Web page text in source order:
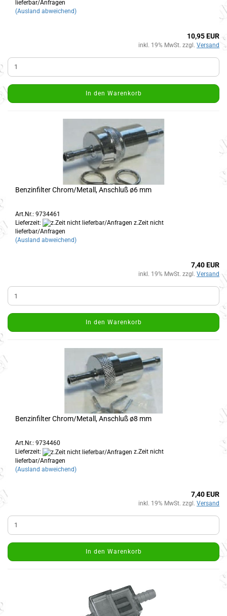
lieferbar/Anfragen
(Ausland abweichend)
10,95 EUR
inkl. 19% MwSt. zzgl. Versand
In den Warenkorb
Benzinfilter Chrom/Metall, Anschluß ø6 mm
Art.Nr.: 9734461
Lieferzeit:
z.Zeit nicht
lieferbar/Anfragen
(Ausland abweichend)
7,40 EUR
inkl. 19% MwSt. zzgl. Versand
In den Warenkorb
Benzinfilter Chrom/Metall, Anschluß ø8 mm
Art.Nr.: 9734460
Lieferzeit:
z.Zeit nicht
lieferbar/Anfragen
(Ausland abweichend)
7,40 EUR
inkl. 19% MwSt. zzgl. Versand
In den Warenkorb